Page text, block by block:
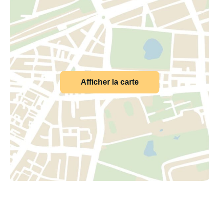
Afficher la carte